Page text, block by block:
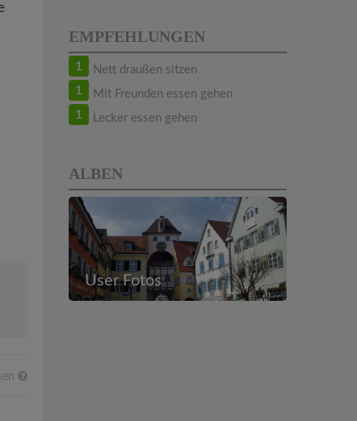
EMPFEHLUNGEN
1 Nett draußen sitzen
1 Mit Freunden essen gehen
1 Lecker essen gehen
ALBEN
User Fotos